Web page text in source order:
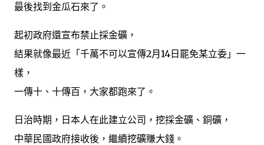
最後找到金瓜石來了。
起初政府還宣布禁止採金礦，
結果就像最近「千萬不可以宣傳2月14日罷免某立委」一
樣，
一傳十、十傳百，大家都跑來了。
日治時期，日本人在此建立公司，挖採金礦、銅礦，
中華民國政府接收後，繼續挖礦賺大錢。